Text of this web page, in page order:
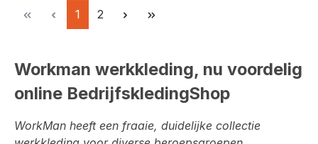
Pagina
1 Pagina
2
Workman werkkleding, nu voordelig
online BedrijfskledingShop
WorkMan heeft een fraaie, duidelijke collectie